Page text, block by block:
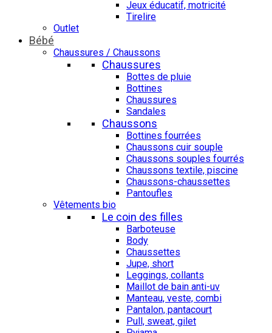
Jeux éducatif, motricité
Tirelire
Outlet
Bébé
Chaussures / Chaussons
Chaussures
Bottes de pluie
Bottines
Chaussures
Sandales
Chaussons
Bottines fourrées
Chaussons cuir souple
Chaussons souples fourrés
Chaussons textile, piscine
Chaussons-chaussettes
Pantoufles
Vêtements bio
Le coin des filles
Barboteuse
Body
Chaussettes
Jupe, short
Leggings, collants
Maillot de bain anti-uv
Manteau, veste, combi
Pantalon, pantacourt
Pull, sweat, gilet